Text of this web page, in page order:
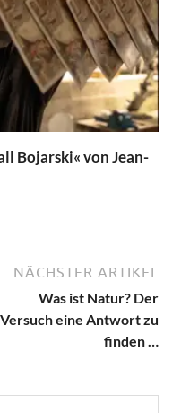
Bojarski« von Jean-
NÄCHSTER ARTIKEL
Was ist Natur? Der
Versuch eine Antwort zu
finden …